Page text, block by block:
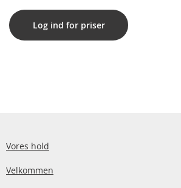
Log ind for priser
Vores hold
Velkommen